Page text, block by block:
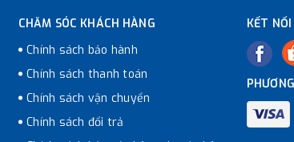
CHĂM SÓC KHÁCH HÀNG
Chính sách bảo hành
Chính sách thanh toán
Chính sách vận chuyển
Chính sách đổi trả
KẾT